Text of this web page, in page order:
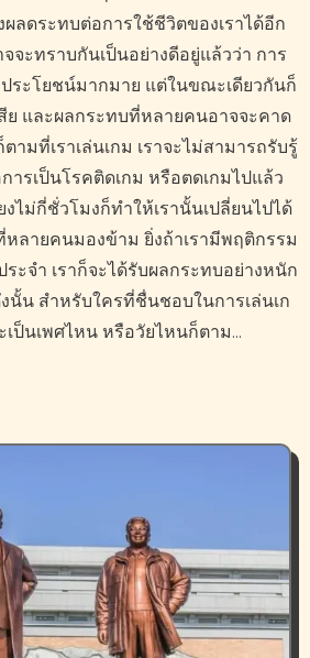
ผลดระทบต่อการใช้ชีวิตของเราได้อีก
จะทราบกันเป็นอย่างดีอยู่แล้วว่า การ
ระโยชน์มากมาย แต่ในขณะเดียวกันก็
ย และผลกระทบที่หลายคนอาจจะคาด
ามที่เราเล่นเกม เราจะไม่สามารถรับรู้
การเป็นโรคติดเกม หรือตดเกมไปแล้ว
งไม่กี่ชั่วโมงก็ทำให้เรานั้นเปลี่ยนไปได้
หลายคนมองข้าม ยิ่งถ้าเรามีพฤติกรรม
ะจำ เราก็จะได้รับผลกระทบอย่างหนัก
งนั้น สำหรับใครที่ชื่นชอบในการเล่นเก
เป็นเพศไหน หรือวัยไหนก็ตาม…